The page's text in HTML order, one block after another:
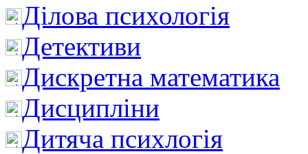
Ділова психологія
Детективи
Дискретна математика
Дисципліни
Дитяча психлогія